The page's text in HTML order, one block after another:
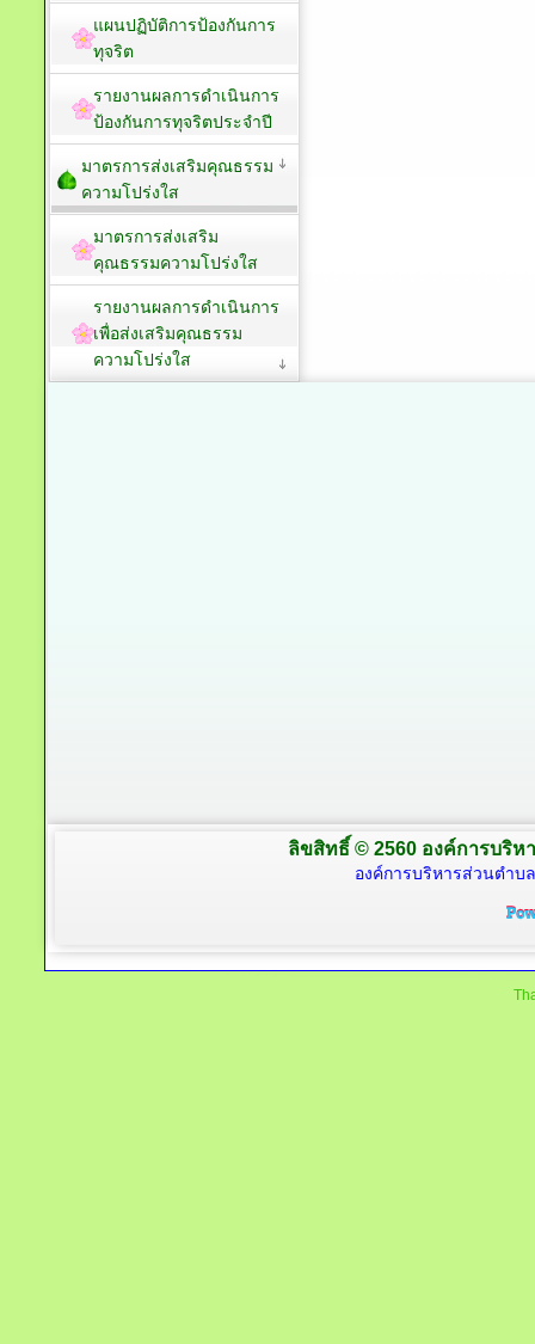
แผนปฏิบัติการป้องกันการ
ทุจริต
รายงานผลการดำเนินการ
ป้องกันการทุจริตประจำปี
มาตรการส่งเสริมคุณธรรม
ความโปร่งใส
มาตรการส่งเสริม
คุณธรรมความโปร่งใส
รายงานผลการดำเนินการ
เพื่อส่งเสริมคุณธรรม
ความโปร่งใส
ลิขสิทธิ์ © 2560 องค์การบริห
องค์การบริหารส่วนตำบ